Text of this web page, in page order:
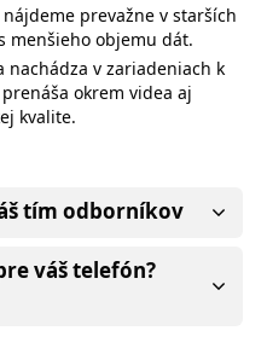
prevažne v starších
menšieho objemu dát.
nachádza v zariadeniach k
okrem videa aj
kvalite.
tím odborníkov
váš telefón?